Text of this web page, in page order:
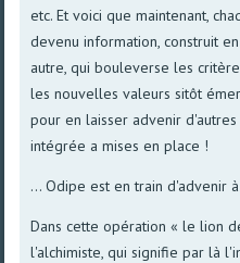
etc. Et voici que maintenant,
devenu information, construit
autre, qui bouleverse les
les nouvelles valeurs sitôt
pour en laisser advenir
intégrée a mises en place !
... Odipe est en train d'advenir
Dans cette opération « le lion
l'alchimiste, qui signifie par là